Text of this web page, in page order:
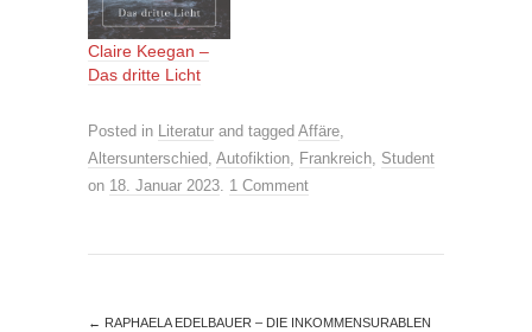
Claire Keegan –
Das dritte Licht
Posted in Literatur and tagged Affäre
Altersunterschied Autofiktion Frankreich Student
on 18. Januar 2023 1 Comment
← RAPHAELA EDELBAUER – DIE INKOMMENSURABLEN